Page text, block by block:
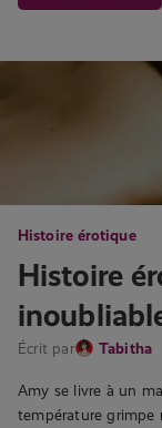
Histoire érotique
Histoire
Écrit par Tabitha
Amy se livre à un
température grimpe